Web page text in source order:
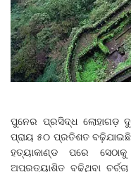
ପୁନେର ପ୍ରସିଦ୍ଧ ଲୋହାଗଡ଼
ପ୍ରାୟ ୫୦ ପ୍ରତିଶତ
ହତ୍ୟାକାଣ୍ଡ ପରେ
ଅପ୍ରତ୍ୟାଶିତ ବଢ଼ିଥିବା